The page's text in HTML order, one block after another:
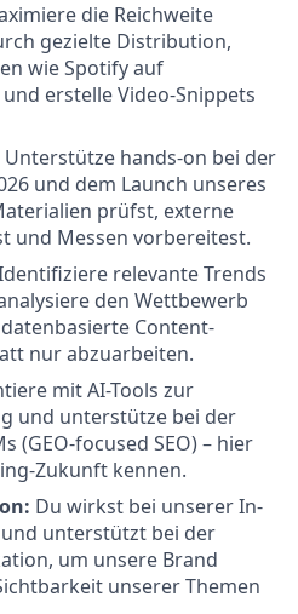
die Reichweite
gezielte Distribution,
wie Spotify auf
erstelle Video-Snippets
Unterstütze hands-on bei der
und dem Launch unseres
prüfst, externe
und Messen vorbereitest.
relevante Trends
den Wettbewerb
Content-
nur abzuarbeiten.
mit AI-Tools zur
und unterstütze bei der
(GEO-focused SEO) – hier
Zukunft kennen.
Du wirkst bei unserer In-
unterstützt bei der
um unsere Brand
unserer Themen